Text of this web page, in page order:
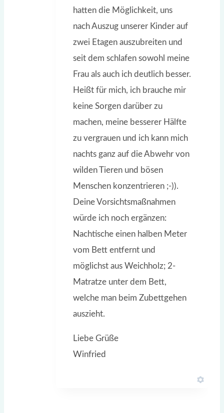
hatten die Möglichkeit, uns
nach Auszug unserer Kinder auf
zwei Etagen auszubreiten und
seit dem schlafen sowohl meine
Frau als auch ich deutlich besser.
Heißt für mich, ich brauche mir
keine Sorgen darüber zu
machen, meine besserer Hälfte
zu vergrauen und ich kann mich
nachts ganz auf die Abwehr von
wilden Tieren und bösen
Menschen konzentrieren ;-)).
Deine Vorsichtsmaßnahmen
würde ich noch ergänzen:
Nachtische einen halben Meter
vom Bett entfernt und
möglichst aus Weichholz; 2-
Matratze unter dem Bett,
welche man beim Zubettgehen
auszieht.
Liebe Grüße
Winfried